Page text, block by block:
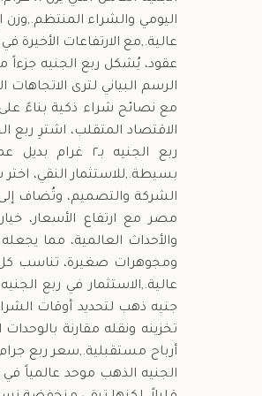
عقود، يُشكل ربع الجنيه جزءاً
الرسم البياني لترى
ربع الجنيه
بسيطة.,للاستثمار النقي،
الشركة والتصميم، وتُضاف
مصر مع ارتفاع الأسعار،
والأحداث العالمية، مما
عالية.,الاستثمار في ربع
جنيه ذهب لتحديد أوقات
تخزينه ونقله مقارنة
الجنيه الذهب موحد عالمياً